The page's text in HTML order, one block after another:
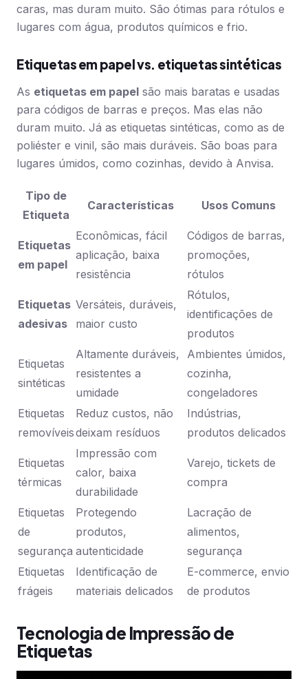
caras, mas duram muito. São ótimas para rótulos e
lugares com água, produtos químicos e frio.
Etiquetas em papel vs. etiquetas sintéticas
As etiquetas em papel são mais baratas e usadas
para códigos de barras e preços. Mas elas não
duram muito. Já as etiquetas sintéticas, como as de
poliéster e vinil, são mais duráveis. São boas para
lugares úmidos, como cozinhas, devido à Anvisa.
Tipo de
Etiqueta
Características Usos Comuns
Etiquetas
em papel
Econômicas, fácil
aplicação, baixa
resistência
Códigos de barras,
promoções,
rótulos
Etiquetas
adesivas
Versáteis, duráveis,
maior custo
Rótulos,
identificações de
produtos
Etiquetas
sintéticas
Altamente duráveis,
resistentes a
umidade
Ambientes úmidos,
cozinha,
congeladores
Etiquetas
removíveis
Reduz custos, não
deixam resíduos
Indústrias,
produtos delicados
Etiquetas
térmicas
Impressão com
calor, baixa
durabilidade
Varejo, tickets de
compra
Etiquetas
de
segurança
Protegendo
produtos,
autenticidade
Lacração de
alimentos,
segurança
Etiquetas
frágeis
Identificação de
materiais delicados
E-commerce, envio
de produtos
Tecnologia de Impressão de
Etiquetas